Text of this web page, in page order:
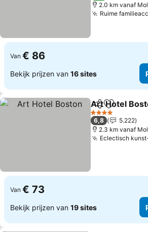
2.0 km vanaf
Ruime
Van € 86
Bekijk prijzen van 16 sites
Delen
Art Hotel
4 Sterren
6,8
5.222
2.3 km vanaf
Eclectisch
Van € 73
Bekijk prijzen van 19 sites